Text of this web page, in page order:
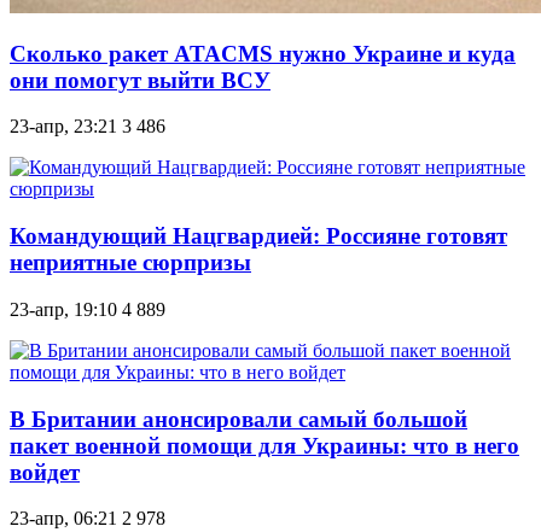
Сколько ракет ATACMS нужно Украине и куда
они помогут выйти ВСУ
23-апр, 23:21 3 486
Командующий Нацгвардией: Россияне готовят
неприятные сюрпризы
23-апр, 19:10 4 889
В Британии анонсировали самый большой
пакет военной помощи для Украины: что в него
войдет
23-апр, 06:21 2 978